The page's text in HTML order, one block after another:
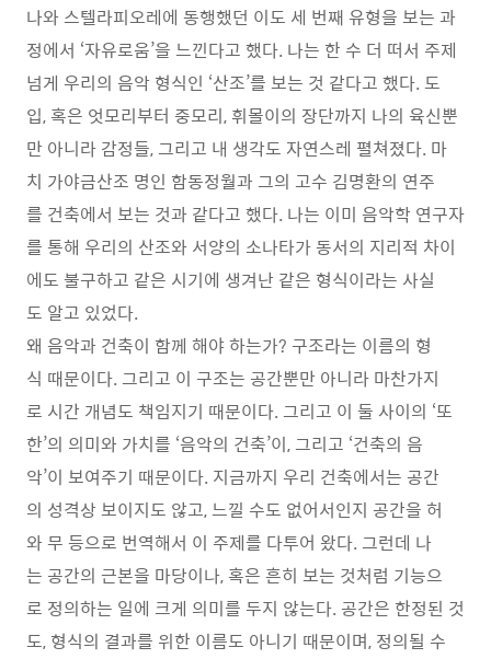
나와 스텔라피오레에 동행했던 이도 세 번째 유형을 보는 과
정에서 ‘자유로움’을 느낀다고 했다. 나는 한 수 더 떠서 주제
넘게 우리의 음악 형식인 ‘산조’를 보는 것 같다고 했다. 도
입, 혹은 엇모리부터 중모리, 휘몰이의 장단까지 나의 육신뿐
만 아니라 감정들, 그리고 내 생각도 자연스레 펼쳐졌다. 마
치 가야금산조 명인 함동정월과 그의 고수 김명환의 연주
를 건축에서 보는 것과 같다고 했다. 나는 이미 음악학 연구자
를 통해 우리의 산조와 서양의 소나타가 동서의 지리적 차이
에도 불구하고 같은 시기에 생겨난 같은 형식이라는 사실
도 알고 있었다.
왜 음악과 건축이 함께 해야 하는가? 구조라는 이름의 형
식 때문이다. 그리고 이 구조는 공간뿐만 아니라 마찬가지
로 시간 개념도 책임지기 때문이다. 그리고 이 둘 사이의 ‘또
한’의 의미와 가치를 ‘음악의 건축’이, 그리고 ‘건축의 음
악’이 보여주기 때문이다. 지금까지 우리 건축에서는 공간
의 성격상 보이지도 않고, 느낄 수도 없어서인지 공간을 허
와 무 등으로 번역해서 이 주제를 다투어 왔다. 그런데 나
는 공간의 근본을 마당이나, 혹은 흔히 보는 것처럼 기능으
로 정의하는 일에 크게 의미를 두지 않는다. 공간은 한정된 것
도, 형식의 결과를 위한 이름도 아니기 때문이며, 정의될 수